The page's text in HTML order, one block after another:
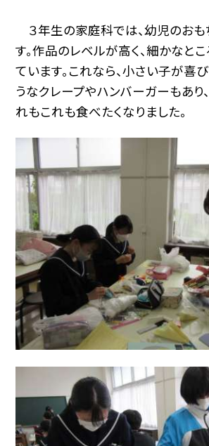
３年生の家庭科では、幼児のおも
す。作品のレベルが高く、細かなと
ています。これなら、小さい子が喜
うなクレープやハンバーガーもあり
れもこれも食べたくなりました。